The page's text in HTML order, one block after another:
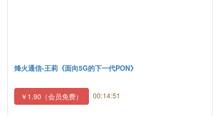
烽火通信-王莉《面向5G的下一代PON》
￥1.90（会员免费） 00:14:51